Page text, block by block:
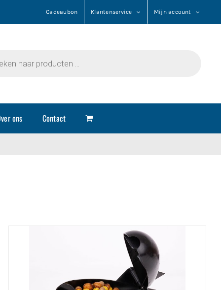
Cadeaubon Klantenservice Mijn account
ons Contact